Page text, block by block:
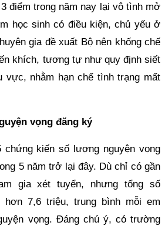
điểm trong năm nay lại vô tình mở
học sinh có điều kiện, chủ yếu ở
gia đề xuất Bộ nên khống chế
khích, tương tự như quy định siết
vực, nhằm hạn chế tình trạng mất
vọng đăng ký
chứng kiến số lượng nguyện vọng
5 năm trở lại đây. Dù chỉ có gần
gia xét tuyển, nhưng tổng số
hơn 7,6 triệu, trung bình mỗi em
vọng. Đáng chú ý, có trường